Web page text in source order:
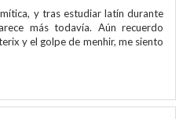
y tras estudiar latín durante
más todavía. Aún recuerdo
y el golpe de menhir, me siento